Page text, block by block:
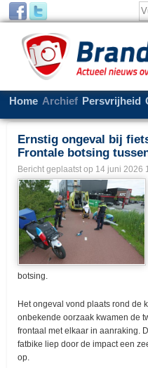
Home Archief Persvrijheid
Ernstig ongeval bij
Frontale botsing
Bericht geplaatst op 14 juni 2026
botsing.
Het ongeval vond plaats rond de
onbekende oorzaak kwamen de
frontaal met elkaar in aanraking.
fatbike liep door de impact een
op.